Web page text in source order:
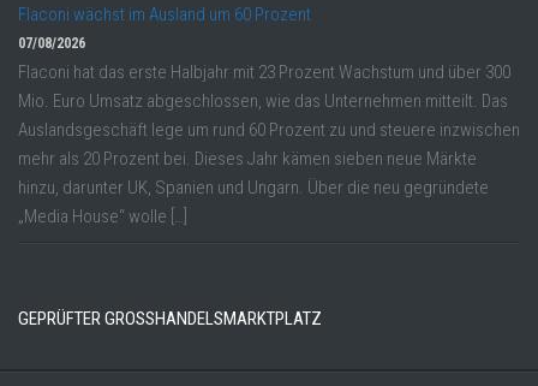
Flaconi wächst im Ausland um 60 Prozent
07/08/2026
Flaconi hat das erste Halbjahr mit 23 Prozent Wachstum und über 300
Mio. Euro Umsatz abgeschlossen, wie das Unternehmen mitteilt. Das
Auslandsgeschäft lege um rund 60 Prozent zu und steuere inzwischen
mehr als 20 Prozent bei. Dieses Jahr kämen sieben neue Märkte
hinzu, darunter UK, Spanien und Ungarn. Über die neu gegründete
„Media House“ wolle […]
GEPRÜFTER GROSSHANDELSMARKTPLATZ